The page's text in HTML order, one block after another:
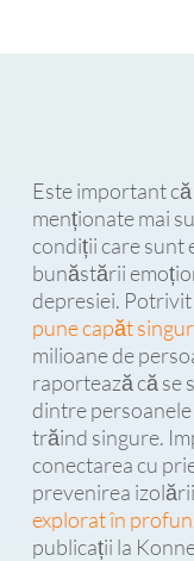
Este important
menționate mai
condiții care sunt
bunăstării
depresiei.
pune capăt
milioane de
raportează că se
dintre persoanele
trăind singure.
conectarea cu
prevenirea
explorat în
publicații la